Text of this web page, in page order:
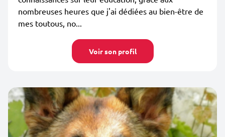
nombreuses heures que j'ai dédiées au bien-être de
mes toutous, no...
Voir son profil